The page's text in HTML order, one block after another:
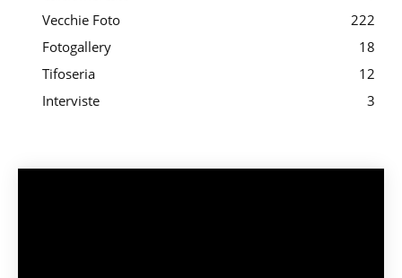
Vecchie Foto
222
Fotogallery
18
Tifoseria
12
Interviste
3